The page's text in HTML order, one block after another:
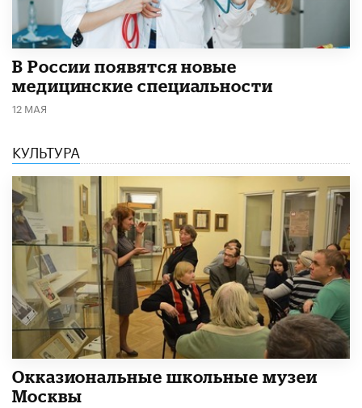
В России появятся новые
медицинские специальности
12 МАЯ
КУЛЬТУРА
​Окказиональные школьные музеи
Москвы